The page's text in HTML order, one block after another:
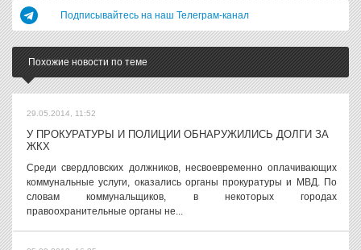
Подписывайтесь на наш Телеграм-канал
Похожие новости по теме
29.05.2014, 11:52
У ПРОКУРАТУРЫ И ПОЛИЦИИ ОБНАРУЖИЛИСЬ ДОЛГИ ЗА
ЖКХ
Среди свердловских должников, несвоевременно оплачивающих
коммунальные услуги, оказались органы прокуратуры и МВД. По
словам коммунальщиков, в некоторых городах
правоохранительные органы не...